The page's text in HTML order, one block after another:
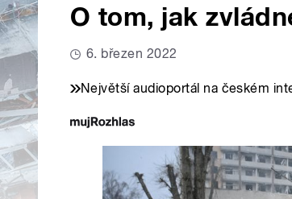
O tom, jak
6. březen 2022
Největší audioportál na českém